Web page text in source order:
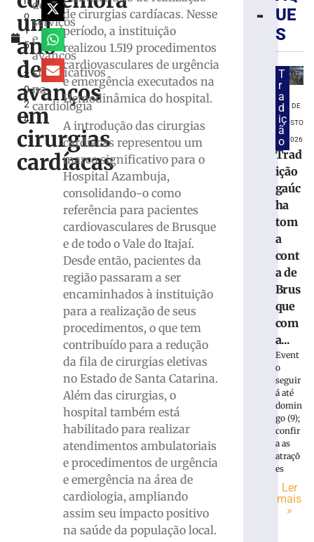
o
1
5
,
2
0
2
4
um
ano
de
avanços
em
cirurgias
cardíacas
de
serviços
e
avanços
significativos
na
cardiologia
de cirurgias cardíacas. Nesse
período, a instituição
realizou 1.519 procedimentos
cardiovasculares de urgência
e emergência executados na
Hemodinâmica do hospital.
A introdução das cirurgias
cardíacas representou um
marco significativo para o
Hospital Azambuja,
consolidando-o como
referência para pacientes
cardiovasculares de Brusque
e de todo o Vale do Itajaí.
Desde então, pacientes da
região passaram a ser
encaminhados à instituição
para a realização de seus
procedimentos, o que tem
contribuído para a redução
da fila de cirurgias eletivas
no Estado de Santa Catarina.
Além das cirurgias, o
hospital também está
habilitado para realizar
atendimentos ambulatoriais
e procedimentos de urgência
e emergência na área de
cardiologia, ampliando
assim seu impacto positivo
na saúde da população local.
Médico
fala
sobre
agosto
2026
Ler
mais
Hospital
atualiza
estado
de
saúde
ferido
durante
de
em
Brusque
agosto
UE
S
T
r
a
d
iç
ã
o
7 DE
AGOSTO
DE 2026
Trad
ição
gaúc
ha
tom
a
cont
a de
Brus
que
com
a...
Event
o
seguir
á até
domin
go (9);
confir
a as
atraçõ
es
Ler
mais
»